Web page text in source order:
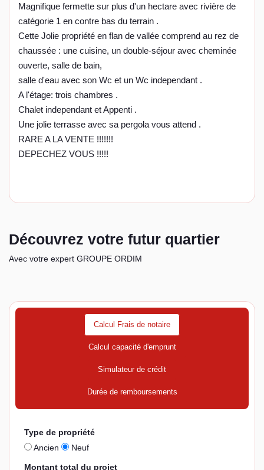
Magnifique fermette sur plus d'un hectare avec rivière de
catégorie 1 en contre bas du terrain .
Cette Jolie propriété en flan de vallée comprend au rez de
chaussée : une cuisine, un double-séjour avec cheminée
ouverte, salle de bain,
salle d'eau avec son Wc et un Wc independant .
A l'étage: trois chambres .
Chalet independant et Appenti .
Une jolie terrasse avec sa pergola vous attend .
RARE A LA VENTE !!!!!!!
DEPECHEZ VOUS !!!!!
Découvrez votre futur quartier
Avec votre expert GROUPE ORDIM
Calcul Frais de notaire
Calcul capacité d'emprunt
Simulateur de crédit
Durée de remboursements